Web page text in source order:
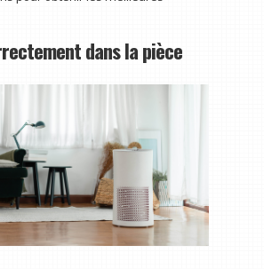
dans la pièce